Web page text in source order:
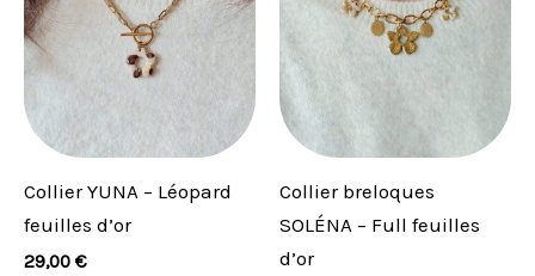
Collier YUNA – Léopard
feuilles d’or
29,00 €
Collier breloques
SOLÉNA – Full feuilles
d’or